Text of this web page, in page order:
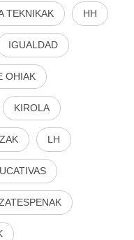
TEKNIKAK HH
IGUALDAD
OHIAK
KIROLA
LH